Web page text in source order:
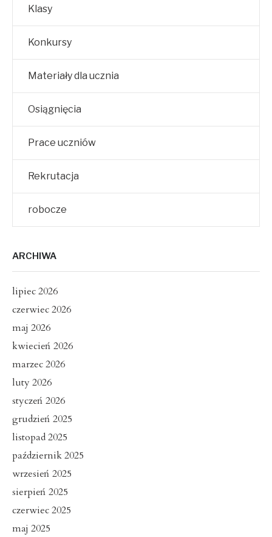
Klasy
Konkursy
Materiały dla ucznia
Osiągnięcia
Prace uczniów
Rekrutacja
robocze
ARCHIWA
lipiec 2026
czerwiec 2026
maj 2026
kwiecień 2026
marzec 2026
luty 2026
styczeń 2026
grudzień 2025
listopad 2025
październik 2025
wrzesień 2025
sierpień 2025
czerwiec 2025
maj 2025